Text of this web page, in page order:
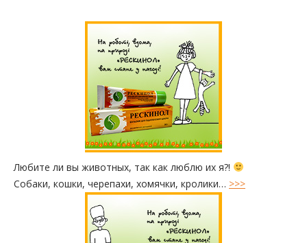
Любите ли вы животных, так как люблю их я?!
Собаки, кошки, черепахи, хомячки, кролики… >>>